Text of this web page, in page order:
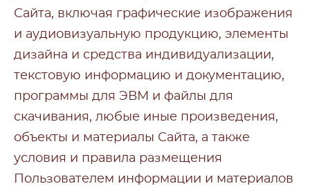
Сайта, включая графические изображения
и аудиовизуальную продукцию, элементы
дизайна и средства индивидуализации,
текстовую информацию и документацию,
программы для ЭВМ и файлы для
скачивания, любые иные произведения,
объекты и материалы Сайта, а также
условия и правила размещения
Пользователем информации и материалов